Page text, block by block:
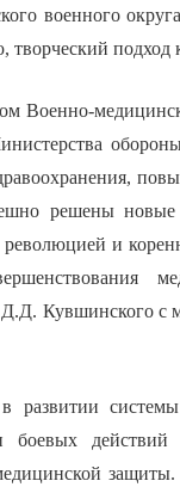
военного
творческий подход
Военно-
решены новые
и
Д.Д. Кувшинского
системы
действий